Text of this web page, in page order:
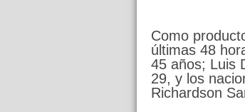
Como
últimas 48
45 años; Luis
29, y los
Richardson